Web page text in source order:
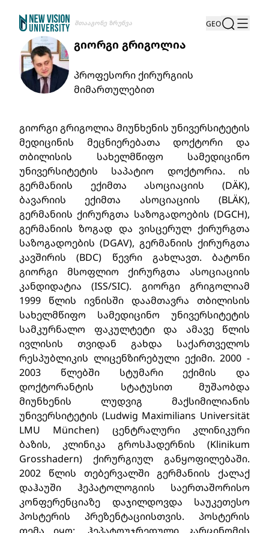
Შთააგონე Ზრუნვა GEO
გიორგი გრიგოლია
პროფესორი ქირურგიის
მიმართულებით
გიორგი გრიგოლია მიუნხენის უნივერსიტეტის
მედიცინის მეცნიერებათა დოქტორი და
თბილისის სახელმწიფო სამედიცინო
უნივერსიტეტის საპატიო დოქტორია. ის
გერმანიის ექიმთა ასოციაციის (DÄK),
ბავარიის ექიმთა ასოციაციის (BLÄK),
გერმანიის ქირურგთა საზოგადოების (DGCH),
გერმანიის ზოგად და ვისცერულ ქირურგთა
საზოგადოების (DGAV), გერმანიის ქირურგთა
კავშირის (BDC) წევრი გახლავთ. ბატონი
გიორგი მსოფლიო ქირურგთა ასოციაციის
კანდიდატია (ISS/SIC). გიორგი გრიგოლიამ
1999 წლის ივნისში დაამთავრა თბილისის
სახელმწიფო სამედიცინო უნივერსიტეტის
სამკურნალო ფაკულტეტი და ამავე წლის
ივლისის თვიდან გახდა საქართველოს
რესპუბლიკის ლიცენზირებული ექიმი. 2000 -
2003 წლებში სტუმარი ექიმის და
დოქტორანტის სტატუსით მუშაობდა
მიუნხენის ლუდვიგ მაქსიმილიანის
უნივერსიტეტის (Ludwig Maximilians Universität
LMU München) ცენტრალური კლინიკური
ბაზის, კლინიკა გროსჰადერნის (Klinikum
Grosshadern) ქირურგიულ განყოფილებაში.
2002 წლის თებერვალში გერმანიის ქალაქ
დაჰაუში ჰეპატოლოგიის საერთაშორისო
კონფერენციაზე დაჯილდოვდა საუკეთესო
პოსტერის პრეზენტაციისთვის. პოსტერის